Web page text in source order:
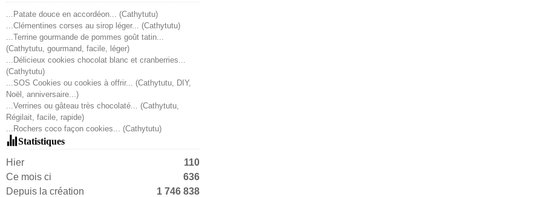
...Patate douce en accordéon... (Cathytutu)
...Clémentines corses au sirop léger... (Cathytutu)
...Terrine gourmande de pommes goût tatin...
(Cathytutu, gourmand, facile, léger)
...Délicieux cookies chocolat blanc et cranberries...
(Cathytutu)
...SOS Cookies ou cookies à offrir... (Cathytutu, DIY,
Noël, anniversaire...)
...Verrines ou gâteau très chocolaté... (Cathytutu,
Régilait, facile, rapide)
...Rochers coco façon cookies... (Cathytutu)
Statistiques
Hier
110
Ce mois ci
636
Depuis la création
1 746 838